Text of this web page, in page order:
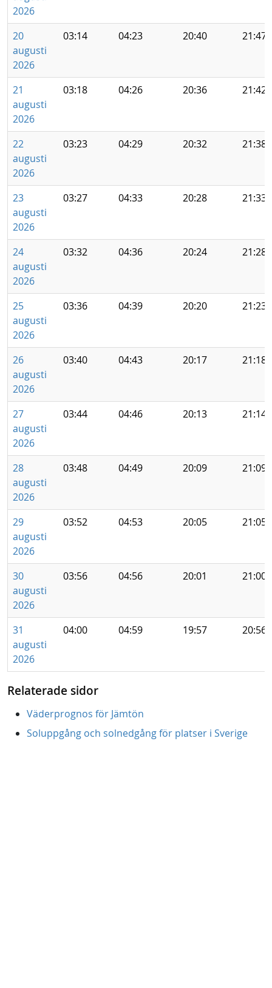
2026
20
augusti
2026
03:14 04:23 20:40 21:47
21
augusti
2026
03:18 04:26 20:36 21:42
22
augusti
2026
03:23 04:29 20:32 21:38
23
augusti
2026
03:27 04:33 20:28 21:33
24
augusti
2026
03:32 04:36 20:24 21:28
25
augusti
2026
03:36 04:39 20:20 21:23
26
augusti
2026
03:40 04:43 20:17 21:18
27
augusti
2026
03:44 04:46 20:13 21:14
28
augusti
2026
03:48 04:49 20:09 21:09
29
augusti
2026
03:52 04:53 20:05 21:05
30
augusti
2026
03:56 04:56 20:01 21:00
31
augusti
2026
04:00 04:59 19:57 20:56
Relaterade sidor
Väderprognos för Jämtön
Soluppgång och solnedgång för platser i Sverige